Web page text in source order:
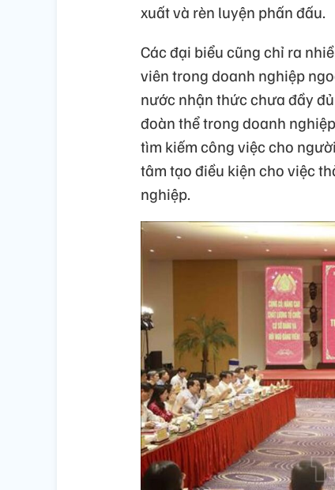
xuất và rèn luyện phấn đấu.
Các đại biểu cũng chỉ ra
viên trong doanh nghiệp
nước nhận thức chưa đầy
đoàn thể trong doanh
tìm kiếm công việc cho
tâm tạo điều kiện cho việc
nghiệp.